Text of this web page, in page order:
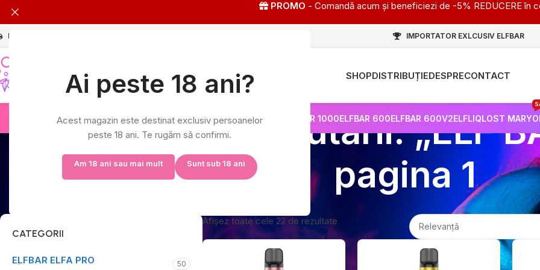
Ai peste 18 ani?
Acest magazin este destinat exclusiv persoanelor
peste 18 ani. Te rugăm să confirmi.
Am 18 ani sau mai mult Sunt sub 18 ani
PROMO - Comandă acum și beneficiezi de -5% REDUCERE în
Livrare în 24h și GRATUITĂ peste 149 RON IMPORTATOR EXLCUSIV ELFBAR
SHOPDISTRIBUȚIEDESPRECONTACT
ELFA PRO ELFBAR 1000ELFBAR 600ELFBAR 600V2ELFLIQLOST MARY
Rezultatele căutării: „ELF
pagina 1
CATEGORII
ELFBAR ELFA PRO 50
Afișez toate cele 22 de rezultate